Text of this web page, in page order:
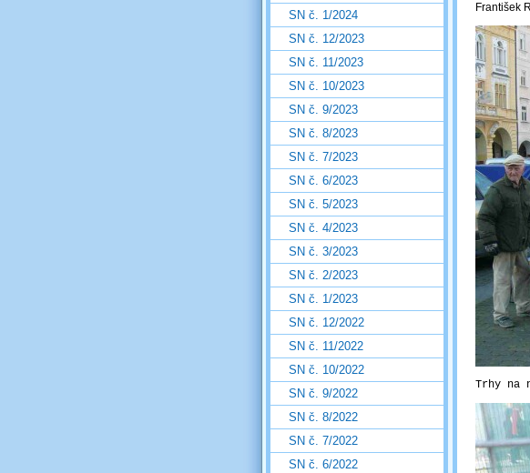
František
Trhy na
SN č. 1/2024
SN č. 12/2023
SN č. 11/2023
SN č. 10/2023
SN č. 9/2023
SN č. 8/2023
SN č. 7/2023
SN č. 6/2023
SN č. 5/2023
SN č. 4/2023
SN č. 3/2023
SN č. 2/2023
SN č. 1/2023
SN č. 12/2022
SN č. 11/2022
SN č. 10/2022
SN č. 9/2022
SN č. 8/2022
SN č. 7/2022
SN č. 6/2022